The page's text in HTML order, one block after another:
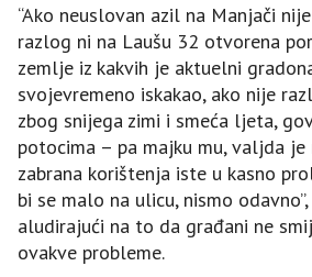
“Ako neuslovan azil na Manjači
razlog ni na Laušu 32 otvorena
zemlje iz kakvih je aktuelni
svojevremeno iskakao, ako nije
zbog snijega zimi i smeća ljeta,
potocima – pa majku mu, valjda je
zabrana korištenja iste u kasno
bi se malo na ulicu, nismo
aludirajući na to da građani ne
ovakve probleme.